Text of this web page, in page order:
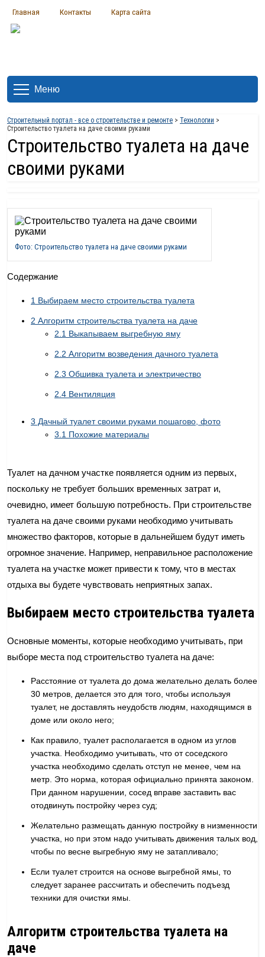
Главная Контакты Карта сайта
Меню
Строительный портал - все о строительстве и ремонте > Технологии >
Строительство туалета на даче своими руками
Строительство туалета на даче
своими руками
Фото: Строительство туалета на даче своими руками
Содержание
1 Выбираем место строительства туалета
2 Алгоритм строительства туалета на даче
2.1 Выкапываем выгребную яму
2.2 Алгоритм возведения дачного туалета
2.3 Обшивка туалета и электричество
2.4 Вентиляция
3 Дачный туалет своими руками пошагово, фото
3.1 Похожие материалы
Туалет на дачном участке появляется одним из первых,
поскольку не требует больших временных затрат и,
очевидно, имеет большую потребность. При строительстве
туалета на даче своими руками необходимо учитывать
множество факторов, которые в дальнейшем будут иметь
огромное значение. Например, неправильное расположение
туалета на участке может привести к тому, что в местах
отдыха вы будете чувствовать неприятных запах.
Выбираем место строительства туалета
Основные моменты, которые необходимо учитывать, при
выборе места под строительство туалета на даче:
Расстояние от туалета до дома желательно делать более
30 метров, делается это для того, чтобы используя
туалет, не доставлять неудобств людям, находящимся в
доме или около него;
Как правило, туалет располагается в одном из углов
участка. Необходимо учитывать, что от соседского
участка необходимо сделать отступ не менее, чем на
метр. Это норма, которая официально принята законом.
При данном нарушении, сосед вправе заставить вас
отодвинуть постройку через суд;
Желательно размещать данную постройку в низменности
участка, но при этом надо учитывать движения талых вод,
чтобы по весне выгребную яму не затапливало;
Если туалет строится на основе выгребной ямы, то
следует заранее рассчитать и обеспечить подъезд
техники для очистки ямы.
Алгоритм строительства туалета на
даче